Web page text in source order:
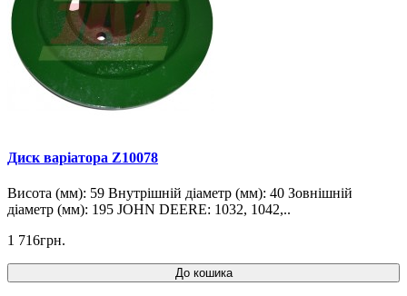
Диск варіатора Z10078
Висота (мм): 59 Внутрішній діаметр (мм): 40 Зовнішній
діаметр (мм): 195 JOHN DEERE: 1032, 1042,..
1 716грн.
До кошика